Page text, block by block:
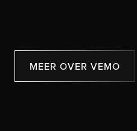
MEER OVER VEMO